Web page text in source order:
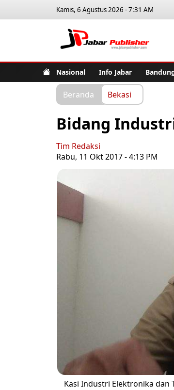
Kamis, 6 Agustus 2026 - 7:31 AM
Nasional Info Jabar
Beranda Bekasi
Bidang
Tim Redaksi
Rabu, 11 Okt 2017 - 4:13 PM
Kasi Industri Elektronika dan